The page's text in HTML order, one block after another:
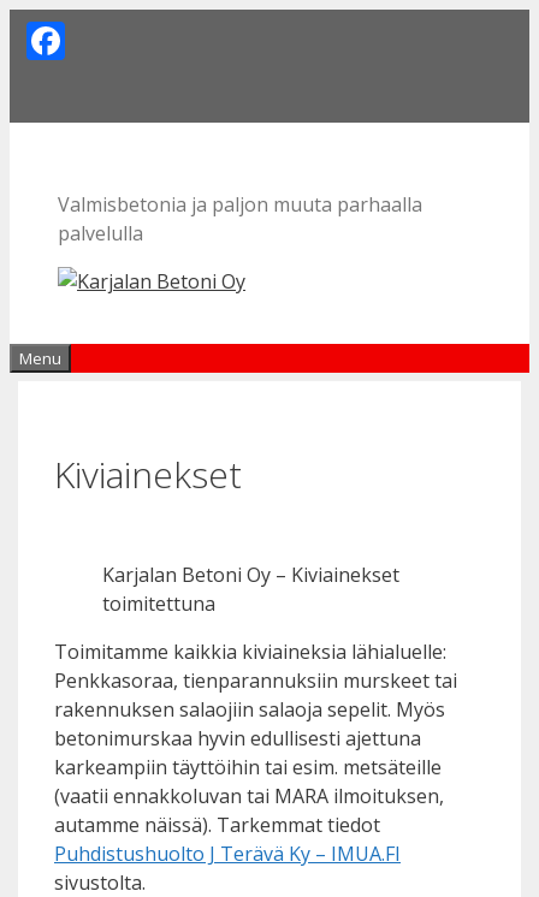
Skip
to
Valmisbetonia ja paljon muuta parhaalla
palvelulla
Menu
Kiviainekset
Karjalan Betoni Oy – Kiviainekset
toimitettuna
Toimitamme kaikkia kiviaineksia lähialuelle:
Penkkasoraa, tienparannuksiin murskeet tai
rakennuksen salaojiin salaoja sepelit. Myös
betonimurskaa hyvin edullisesti ajettuna
karkeampiin täyttöihin tai esim. metsäteille
(vaatii ennakkoluvan tai MARA ilmoituksen,
autamme näissä). Tarkemmat tiedot
Puhdistushuolto J Terävä Ky – IMUA.FI
sivustolta.